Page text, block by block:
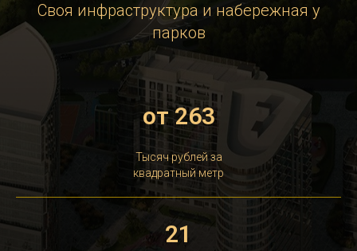
Своя инфраструктура и набережная у
парков
от 263
Тысяч рублей за
квадратный метр
21